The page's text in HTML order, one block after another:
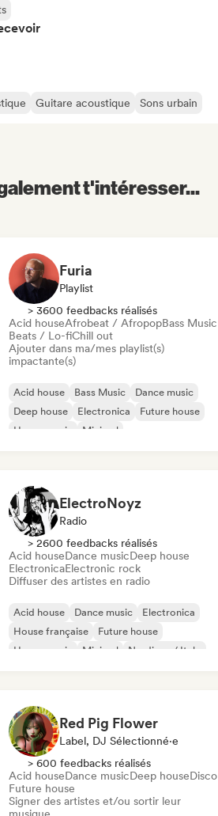
Guitare acoustique Sons urbain
t'intéresser...
Furia
Playlist
> 3600 feedbacks réalisés
Acid houseAfrobeat / AfropopBass Music
Beats / Lo-fiChill out
Ajouter dans ma/mes playlist(s)
impactante(s)
Acid house Bass Music
Dance music
Deep house
Electronica
Future house
House music
Minimal
ElectroNoyz
Radio
> 2600 feedbacks réalisés
Acid houseDance musicDeep house
ElectronicaElectronic rock
Diffuser des artistes en radio
Acid house Dance music
Electronica
House française
Future house
House music
Minimal Nu-disco / Italo
Red Pig Flower
Label, DJ Sélectionné·e
> 600 feedbacks réalisés
Acid houseDance musicDeep houseDisco
Future house
Signer des artistes et/ou sortir leur